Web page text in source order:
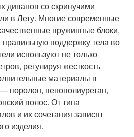
диванов со скрипучими
в Лету. Многие современные
пружинные блоки,
поддержку тела во
используют не только
регулируя жесткость
материалы в
поролон, пенополиуретан,
волос. От типа
и их сочетания зависят
изделия.